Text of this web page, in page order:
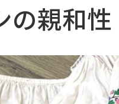
の親和性